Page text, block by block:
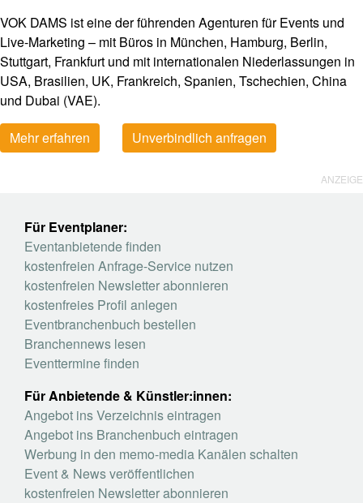
VOK DAMS ist eine der führenden Agenturen für Events und
Live-Marketing – mit Büros in München, Hamburg, Berlin,
Stuttgart, Frankfurt und mit internationalen Niederlassungen in
USA, Brasilien, UK, Frankreich, Spanien, Tschechien, China
und Dubai (VAE).
Mehr erfahren
Unverbindlich anfragen
ANZEIGE
Für Eventplaner:
Eventanbietende finden
kostenfreien Anfrage-Service nutzen
kostenfreien Newsletter abonnieren
kostenfreies Profil anlegen
Eventbranchenbuch bestellen
Branchennews lesen
Eventtermine finden
Für Anbietende & Künstler:innen:
Angebot ins Verzeichnis eintragen
Angebot ins Branchenbuch eintragen
Werbung in den memo-media Kanälen schalten
Event & News veröffentlichen
kostenfreien Newsletter abonnieren